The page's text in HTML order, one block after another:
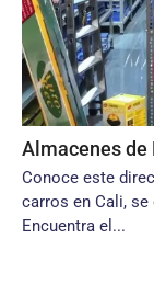
Almacenes de
Conoce este
carros en Cali,
Encuentra el...